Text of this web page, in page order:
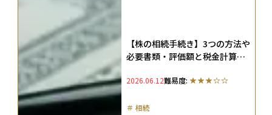
【株の相続手続き】3つの方法や
必要書類・評価額と税金計算・
2026.06.12難易度:
＃ 相続